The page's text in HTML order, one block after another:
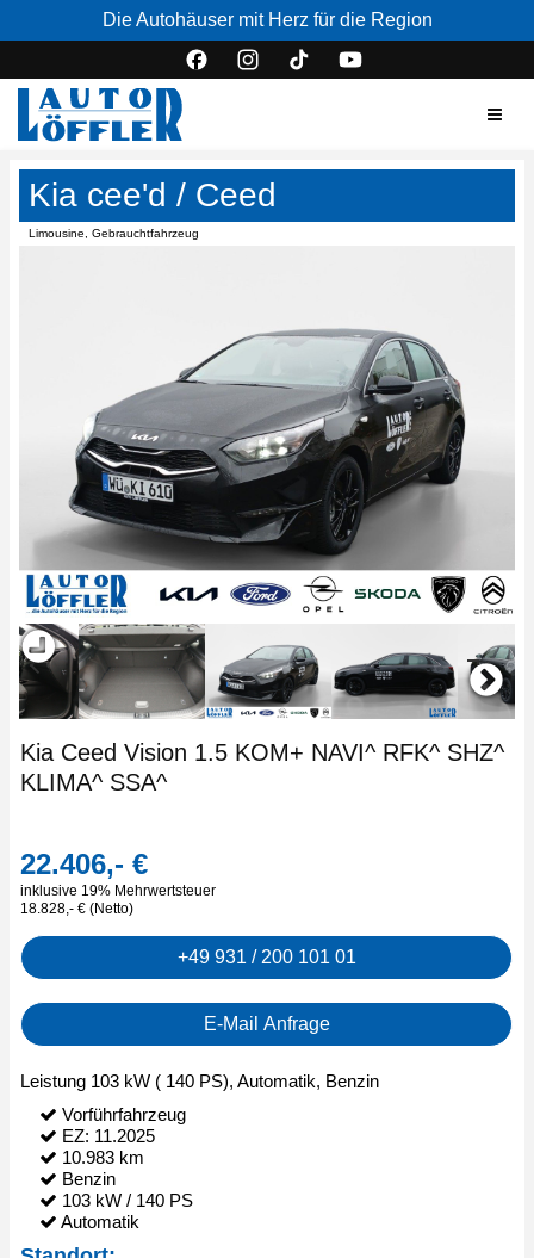
Die Autohäuser mit Herz für die Region
Kia cee'd / Ceed
Limousine, Gebrauchtfahrzeug
Kia Ceed Vision 1.5 KOM+ NAVI^ RFK^ SHZ^
KLIMA^ SSA^
22.406,- €
inklusive 19% Mehrwertsteuer
18.828,- € (Netto)
+49 931 / 200 101 01
E-Mail Anfrage
Leistung 103 kW ( 140 PS), Automatik, Benzin
Vorführfahrzeug
EZ: 11.2025
10.983 km
Benzin
103 kW / 140 PS
Automatik